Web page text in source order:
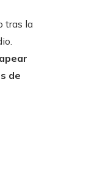
tras la
de